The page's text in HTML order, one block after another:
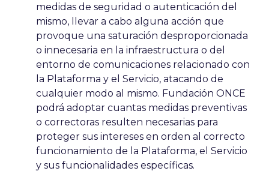
medidas de seguridad o autenticación del
mismo, llevar a cabo alguna acción que
provoque una saturación desproporcionada
o innecesaria en la infraestructura o del
entorno de comunicaciones relacionado con
la Plataforma y el Servicio, atacando de
cualquier modo al mismo. Fundación ONCE
podrá adoptar cuantas medidas preventivas
o correctoras resulten necesarias para
proteger sus intereses en orden al correcto
funcionamiento de la Plataforma, el Servicio
y sus funcionalidades específicas.